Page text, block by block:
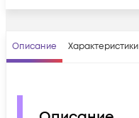
Описание Характеристики